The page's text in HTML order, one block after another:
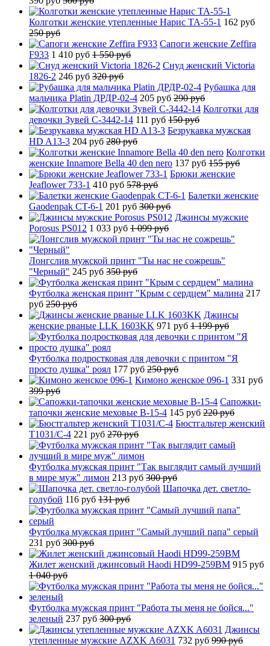
Колготки женские утепленные Нарис TA-55-1 162 руб
250 руб
Сапоги женские Zeffira
F933 1 410 руб 1 550 руб
Снуд женский Victoria
1826-2 246 руб 320 руб
Рубашка для
мальчика Platin ДРДР-02-4 205 руб 290 руб
Колготки для
девочки Зувей C-3442-14 111 руб 150 руб
Безрукавка мужская
HD A13-3 204 руб 280 руб
Колготки
женские Innamore Bella 40 den nero 137 руб 155 руб
Брюки женские
Jeaflower 733-1 410 руб 578 руб
Балетки женские
Gaodenpak CT-6-1 201 руб 300 руб
Джинсы мужские
Porosus PS012 1 033 руб 1 099 руб
Лонгслив мужской принт "Ты нас не сожрешь"
"Черный" 245 руб 350 руб
Футболка женская принт "Крым с сердцем" малина 217
руб 250 руб
Джинсы
женские рваные LLK 1603KK 971 руб 1 199 руб
Футболка подростковая для девочки с принтом "Я
просто душка" роял 177 руб 250 руб
Кимоно женское 096-1 331 руб
399 руб
Сапожки-
тапочки женские меховые B-15-4 145 руб 220 руб
Бюстгальтер женский
T1031/C-4 221 руб 270 руб
Футболка мужская принт "Так выглядит самый лучший
в мире муж" лимон 213 руб 300 руб
Шапочка дет. светло-
голубой 116 руб 131 руб
Футболка мужская принт "Самый лучший папа" серый
231 руб 300 руб
Жилет женский джинсовый Haodi HD99-259BM 915 руб
1 040 руб
Футболка мужская принт "Работа ты меня не бойся..."
зеленый 237 руб 300 руб
Джинсы
утепленные мужские AZXK A6031 732 руб 990 руб